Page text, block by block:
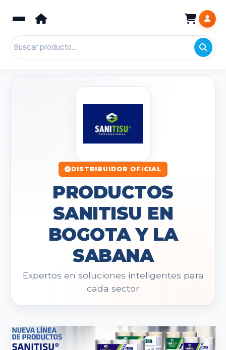
DISTRIBUIDOR OFICIAL
PRODUCTOS
SANITISU EN
BOGOTA Y LA
SABANA
Expertos en soluciones inteligentes para
cada sector